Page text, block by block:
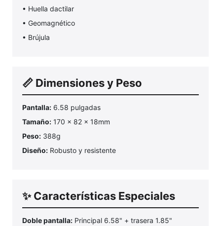
• Huella dactilar
• Geomagnético
• Brújula
📏 Dimensiones y Peso
Pantalla: 6.58 pulgadas
Tamaño: 170 x 82 x 18mm
Peso: 388g
Diseño: Robusto y resistente
✨ Características Especiales
Doble pantalla: Principal 6.58" + trasera 1.85"